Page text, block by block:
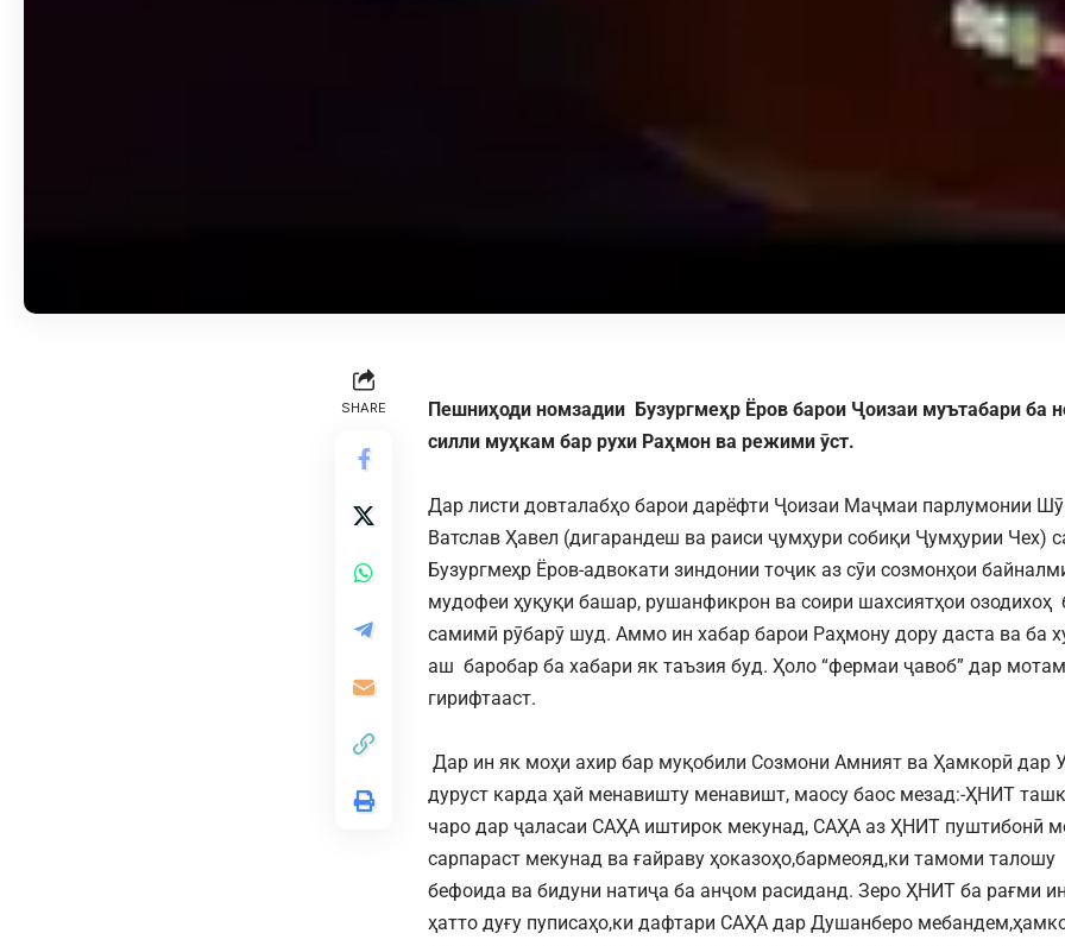
SHARE
Пешниҳоди номзадии Бузургмеҳр Ёров барои Ҷоизаи муътабари ба
силли муҳкам бар рухи Раҳмон ва режими ӯст.
Дар листи довталабҳо барои дарёфти Ҷоизаи Маҷмаи парлумонии
Ватслав Ҳавел (дигарандеш ва раиси ҷумҳури собиқи Ҷумҳурии Чех)
Бузургмеҳр Ёров-адвокати зиндонии тоҷик аз сӯи созмонҳои
мудофеи ҳуқуқи башар, рушанфикрон ва соири шахсиятҳои озодихоҳ
самимӣ рӯбарӯ шуд. Аммо ин хабар барои Раҳмону дору даста ва ба
аш баробар ба хабари як таъзия буд. Ҳоло “фермаи ҷавоб” дар
гирифтааст.
Дар ин як моҳи ахир бар муқобили Созмони Амният ва Ҳамкорӣ дар
дуруст карда ҳай менавишту менавишт, маосу баос мезад:-ҲНИТ
чаро дар ҷаласаи САҲА иштирок мекунад, САҲА аз ҲНИТ пуштибонӣ
сарпараст мекунад ва ғайраву ҳоказоҳо,бармеояд,ки тамоми
бефоида ва бидуни натиҷа ба анҷом расиданд. Зеро ҲНИТ ба рағми
ҳатто дуғу пуписаҳо,ки дафтари САҲА дар Душанберо